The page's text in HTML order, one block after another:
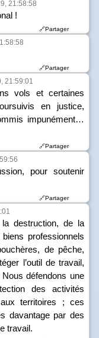
21:58:58
!
🔗Partager
🔗Partager
21:59:01
vols et certaines
en justice,
impunément…
🔗Partager
pour soutenir
🔗Partager
destruction, de la
professionnels
de pêche,
l’outil de travail,
défendons une
des activités
territoires ; ces
davantage par des
travail.